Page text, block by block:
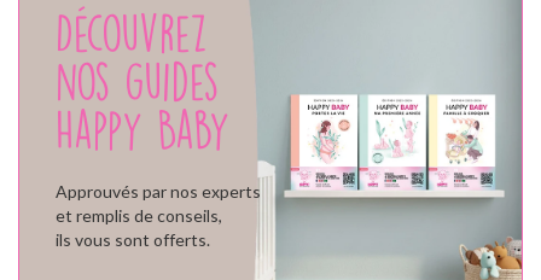
Découvrez
nos guides
Happy Baby
Approuvés par nos experts
et remplis de conseils,
ils vous sont offerts.